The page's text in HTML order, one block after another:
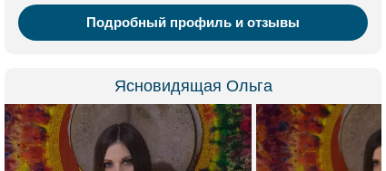
Подробный профиль и отзывы
Ясновидящая Ольга